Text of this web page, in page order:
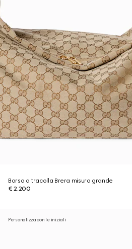
Borsa a tracolla Brera misura grande
€ 2.200
Personalizza con le iniziali